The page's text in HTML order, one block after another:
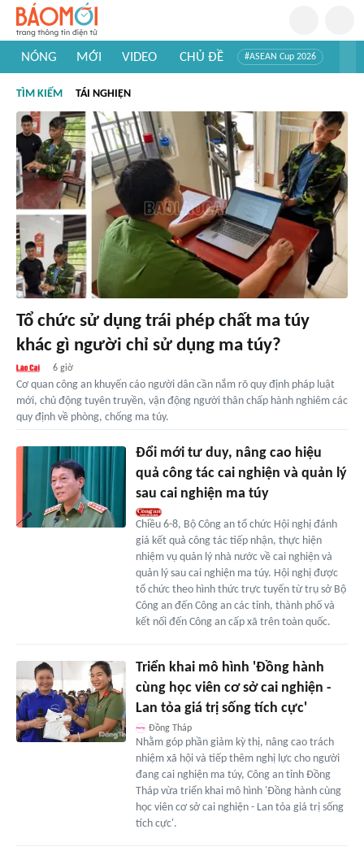
NÓNG MỚI VIDEO CHỦ ĐỀ #ASEAN Cup 2026
#Khám phá thế giới
TÌM KIẾM TÁI NGHIỆN
Tổ chức sử dụng trái phép chất ma túy
khác gì người chỉ sử dụng ma túy?
6 giờ
Cơ quan công an khuyến cáo người dân cần nắm rõ quy định pháp luật
mới, chủ động tuyên truyền, vận động người thân chấp hành nghiêm các
quy định về phòng, chống ma túy.
Đổi mới tư duy, nâng cao hiệu
quả công tác cai nghiện và quản lý
sau cai nghiện ma túy
Chiều 6-8, Bộ Công an tổ chức Hội nghị đánh
giá kết quả công tác tiếp nhận, thực hiện
nhiệm vụ quản lý nhà nước về cai nghiện và
quản lý sau cai nghiện ma túy. Hội nghị được
tổ chức theo hình thức trực tuyến từ trụ sở Bộ
Công an đến Công an các tỉnh, thành phố và
kết nối đến Công an cấp xã trên toàn quốc.
Triển khai mô hình 'Đồng hành
cùng học viên cơ sở cai nghiện -
Lan tỏa giá trị sống tích cực'
Đồng Tháp
Nhằm góp phần giảm kỳ thị, nâng cao trách
nhiệm xã hội và tiếp thêm nghị lực cho người
đang cai nghiện ma túy, Công an tỉnh Đồng
Tháp vừa triển khai mô hình 'Đồng hành cùng
học viên cơ sở cai nghiện - Lan tỏa giá trị sống
tích cực'.